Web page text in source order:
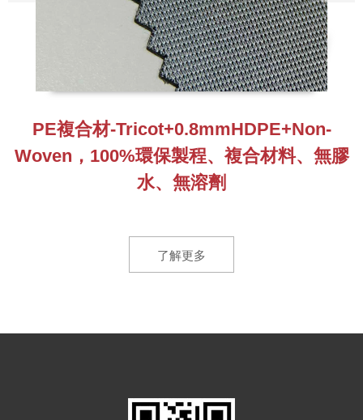
PE複合材-Tricot+0.8mmHDPE+Non-
Woven，100%環保製程、複合材料、無膠
水、無溶劑
了解更多